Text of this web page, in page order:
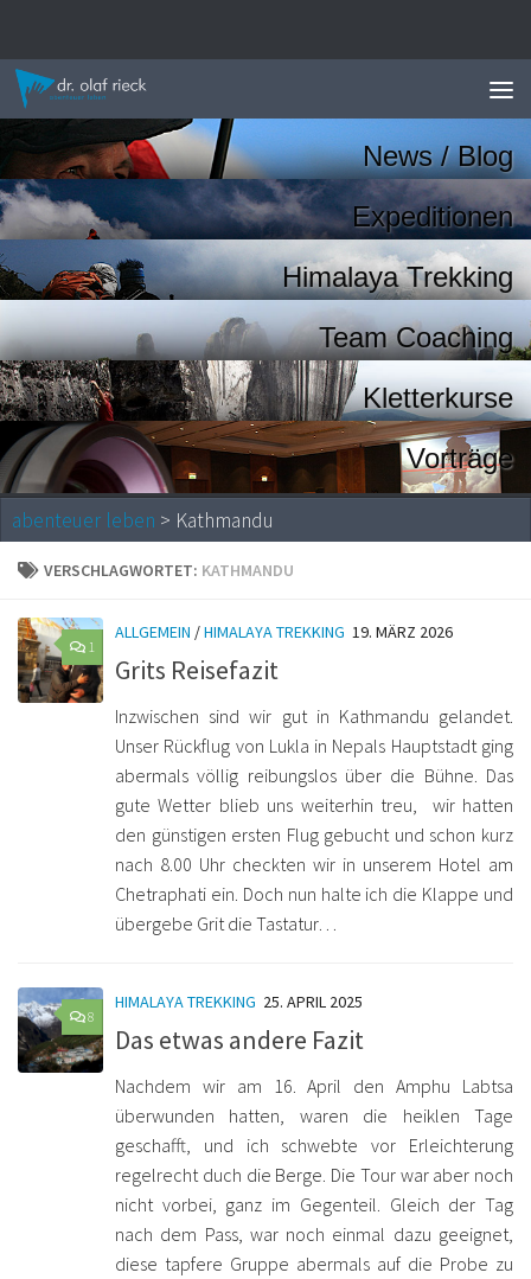
News / Blog
Expeditionen
Himalaya Trekking
Team Coaching
Kletterkurse
Vorträge
abenteuer leben > Kathmandu
VERSCHLAGWORTET: KATHMANDU
1
ALLGEMEIN /HIMALAYA TREKKING 19. MÄRZ 2026
Grits Reisefazit
Inzwischen sind wir gut in Kathmandu gelandet.
Unser Rückflug von Lukla in Nepals Hauptstadt ging
abermals völlig reibungslos über die Bühne. Das
gute Wetter blieb uns weiterhin treu, wir hatten
den günstigen ersten Flug gebucht und schon kurz
nach 8.00 Uhr checkten wir in unserem Hotel am
Chetraphati ein. Doch nun halte ich die Klappe und
übergebe Grit die Tastatur…
8
HIMALAYA TREKKING 25. APRIL 2025
Das etwas andere Fazit
Nachdem wir am 16. April den Amphu Labtsa
überwunden hatten, waren die heiklen Tage
geschafft, und ich schwebte vor Erleichterung
regelrecht duch die Berge. Die Tour war aber noch
nicht vorbei, ganz im Gegenteil. Gleich der Tag
nach dem Pass, war noch einmal dazu geeignet,
diese tapfere Gruppe abermals auf die Probe zu